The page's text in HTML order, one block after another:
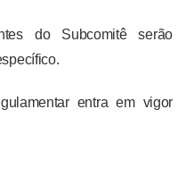
do Subcomitê serão
entra em vigor